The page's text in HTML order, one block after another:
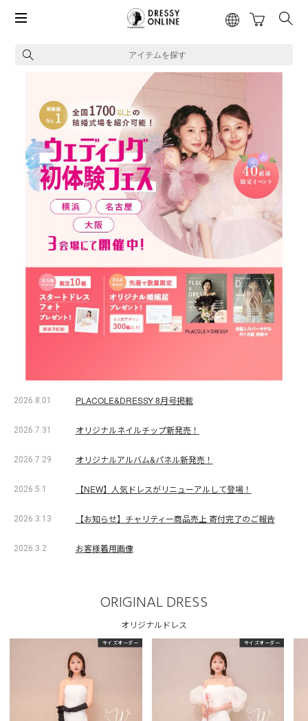
アイテムを探す
2026.8.01 PLACOLE&DRESSY 8月号掲載
2026.7.31 オリジナルネイルチップ新発売！
2026.7.29 オリジナルアルバム&パネル新発売！
2026.5.1 【NEW】人気ドレスがリニューアルして登場！
2026.3.13 【お知らせ】チャリティー商品売上 寄付完了のご報告
2026.3.2 お客様着用画像
ORIGINAL DRESS
オリジナルドレス
サイズオーダー サイズオーダー